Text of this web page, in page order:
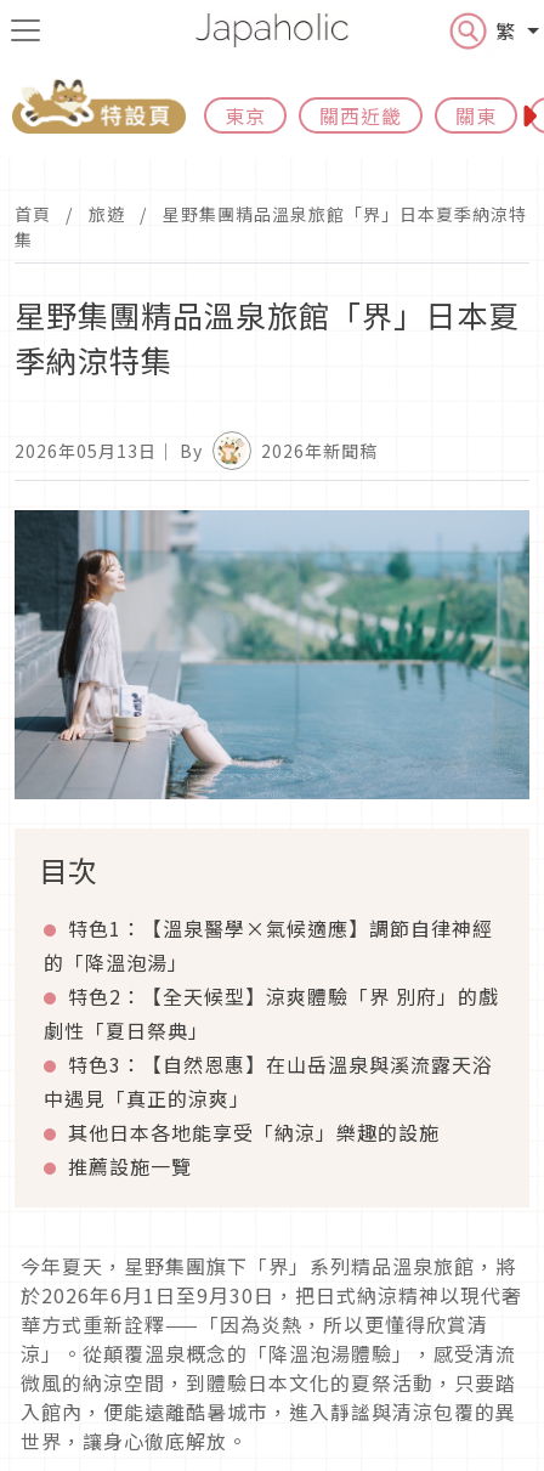
繁
東京 關西近畿 關東
首頁 旅遊
星野集團精品溫泉旅館「界」日本夏季納涼特
集
星野集團精品溫泉旅館「界」日本夏
季納涼特集
2026年05月13日 ｜ By 2026年新聞稿
目次
特色1：【溫泉醫學×氣候適應】調節自律神經
的「降溫泡湯」
特色2：【全天候型】涼爽體驗「界 別府」的戲
劇性「夏日祭典」
特色3：【自然恩惠】在山岳溫泉與溪流露天浴
中遇見「真正的涼爽」
其他日本各地能享受「納涼」樂趣的設施
推薦設施一覽
今年夏天，星野集團旗下「界」系列精品溫泉旅館，將
於2026年6月1日至9月30日，把日式納涼精神以現代奢
華方式重新詮釋——「因為炎熱，所以更懂得欣賞清
涼」。從顛覆溫泉概念的「降溫泡湯體驗」，感受清流
微風的納涼空間，到體驗日本文化的夏祭活動，只要踏
入館內，便能遠離酷暑城市，進入靜謐與清涼包覆的異
世界，讓身心徹底解放。